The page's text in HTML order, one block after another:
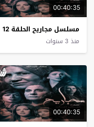
00:40:35
مسلسل مجاريح الحلقة 12
منذ 3 سنوات
00:40:35